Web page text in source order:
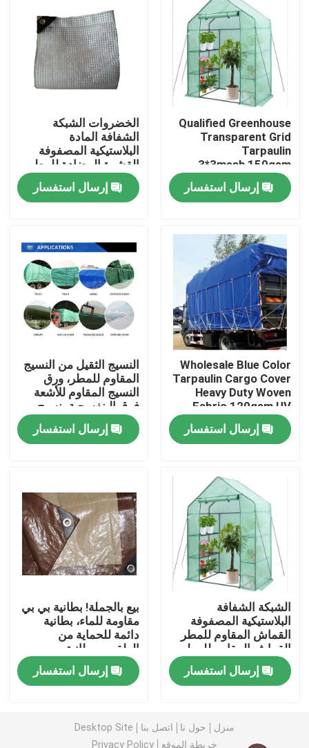
منزل
المنتجات
حول بنا
ضبط الجودة
اتصل بنا
طلب اقتباس
Russian website
الستار المغناطيسي للباب
شبكة ظلال PE
Qualified Greenhouse
Transparent Grid
Tarpaulin
3*3mesh,150gsm
Warm Keep Tarpaulin
Sheet إرسال استفسار
الخضروات الشبكة
الشفافة المادة
البلاستيكية المصفوفة
القشرة المضادة للمطر
القشرة القشرة الثقيلة
القشرةإرسال استفسار
Wholesale Blue Color
Tarpaulin Cargo Cover
Heavy Duty Woven
Fabric 120gsm,UV
Resist Garden Cover
Sheet,Pool Fabric
إرسال استفسار
النسيج الثقيل من النسيج
المقاوم للمطر، ورق
النسيج المقاوم للأشعة
فوق البنفسجية، نسيج
غطاء الشاحنة
إرسال استفسار
الشبكة الشفافة
البلاستيكية المصفوفة
القماش المقاوم للمطر
القماش المقاوم للمطر
القماش المقاوم
للطائرات المقاوم
للطائرات القماش
للطائرات القماش
المقاوم للطائرات
إرسال استفسار
بيع بالجملة! بطانية بي بي
مقاومة للماء، بطانية
دائمة للحماية من
الطقس، بطانية بي بي
مضادة للرطوبة، غطاء
حمام السباحةإرسال استفسار
منزل حول نا اتصل بنا
Desktop Site
خريطة الموقع
Privacy Policy